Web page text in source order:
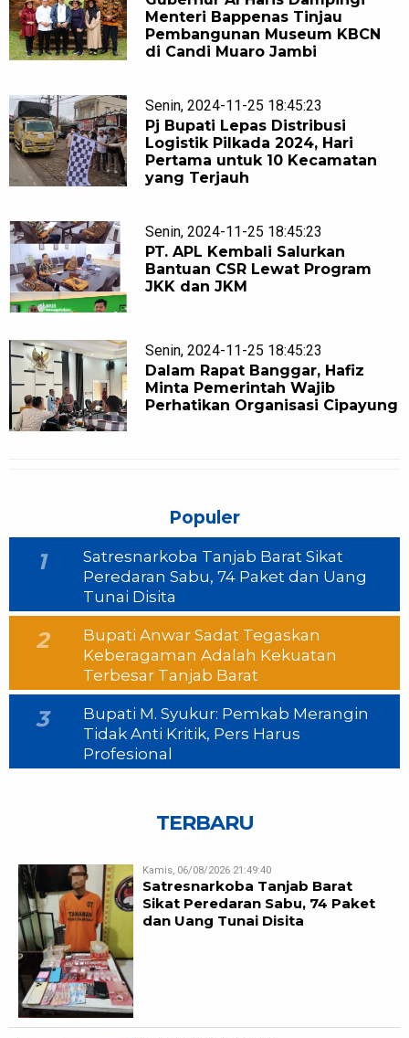
Menteri Bappenas Tinjau
Pembangunan Museum KBCN
di Candi Muaro Jambi
Senin, 2024-11-25 18:45:23
Pj Bupati Lepas Distribusi
Logistik Pilkada 2024, Hari
Pertama untuk 10 Kecamatan
yang Terjauh
Senin, 2024-11-25 18:45:23
PT. APL Kembali Salurkan
Bantuan CSR Lewat Program
JKK dan JKM
Senin, 2024-11-25 18:45:23
Dalam Rapat Banggar, Hafiz
Minta Pemerintah Wajib
Perhatikan Organisasi Cipayung
Populer
1
Satresnarkoba Tanjab Barat Sikat
Peredaran Sabu, 74 Paket dan Uang
Tunai Disita
2
Bupati Anwar Sadat Tegaskan
Keberagaman Adalah Kekuatan
Terbesar Tanjab Barat
3
Bupati M. Syukur: Pemkab Merangin
Tidak Anti Kritik, Pers Harus
Profesional
TERBARU
Kamis, 06/08/2026 21:49:40
Satresnarkoba Tanjab Barat
Sikat Peredaran Sabu, 74 Paket
dan Uang Tunai Disita